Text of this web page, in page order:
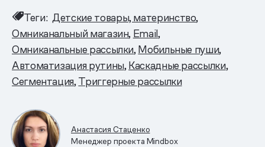
Теги: Детские товары, материнство
Омниканальный магазин Email
Омниканальные рассылки Мобильные пуши
Автоматизация рутины Каскадные рассылки
Сегментация Триггерные рассылки
Анастасия Стаценко
Менеджер проекта Mindbox